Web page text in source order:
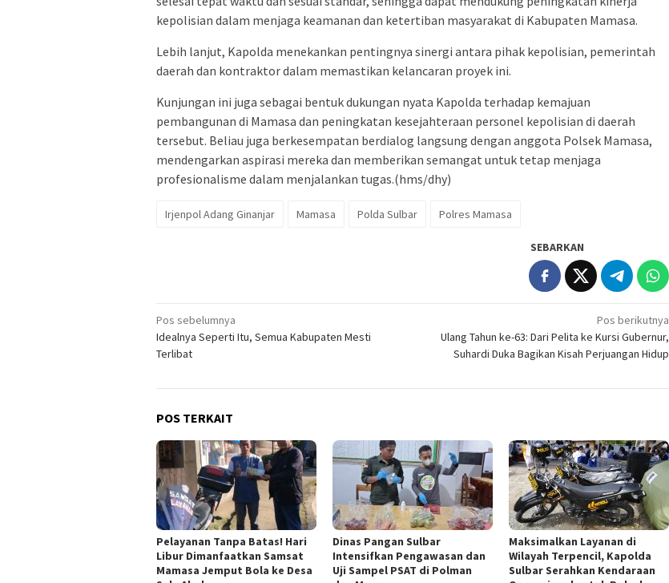
kepolisian dalam menjaga keamanan dan ketertiban masyarakat di Kabupaten Mamasa.
Lebih lanjut, Kapolda menekankan pentingnya sinergi antara pihak kepolisian, pemerintah
daerah dan kontraktor dalam memastikan kelancaran proyek ini.
Kunjungan ini juga sebagai bentuk dukungan nyata Kapolda terhadap kemajuan
pembangunan di Mamasa dan peningkatan kesejahteraan personel kepolisian di daerah
tersebut. Beliau juga berkesempatan berdialog langsung dengan anggota Polsek Mamasa,
mendengarkan aspirasi mereka dan memberikan semangat untuk tetap menjaga
profesionalisme dalam menjalankan tugas.(hms/dhy)
Irjenpol Adang Ginanjar Mamasa Polda Sulbar Polres Mamasa
SEBARKAN
Navigasi
pos
Pos sebelumnya
Idealnya Seperti Itu, Semua Kabupaten Mesti
Terlibat
Pos berikutnya
Ulang Tahun ke-63: Dari Pelita ke Kursi Gubernur,
Suhardi Duka Bagikan Kisah Perjuangan Hidup
POS TERKAIT
Pelayanan Tanpa Batas! Hari
Libur Dimanfaatkan Samsat
Mamasa Jemput Bola ke Desa
Dinas Pangan Sulbar
Intensifkan Pengawasan dan
Uji Sampel PSAT di Polman
Maksimalkan Layanan di
Wilayah Terpencil, Kapolda
Sulbar Serahkan Kendaraan